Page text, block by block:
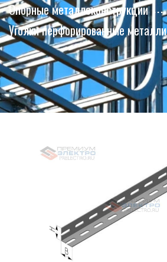
Опорные металлоконструкции
Уголки перфорированные